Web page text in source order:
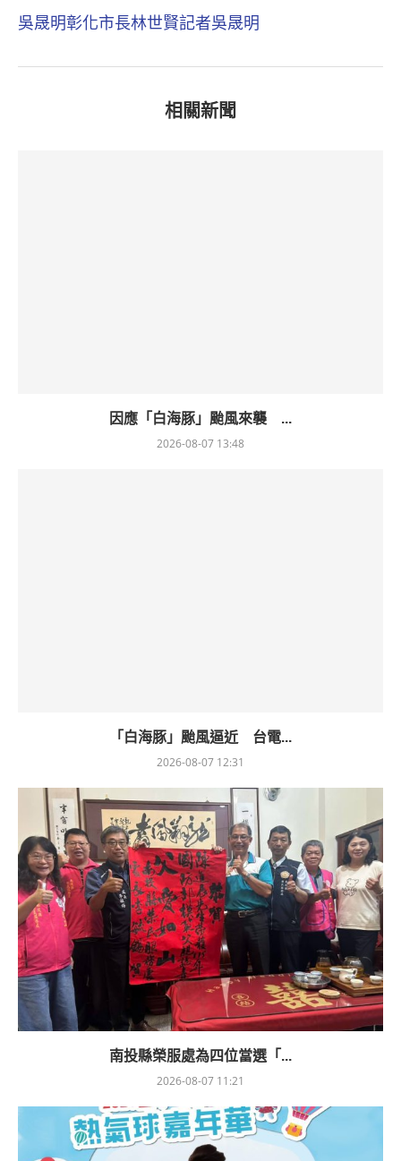
吳晟明彰化市長林世賢記者吳晟明
相關新聞
因應「白海豚」颱風來襲 ...
2026-08-07 13:48
「白海豚」颱風逼近 台電...
2026-08-07 12:31
南投縣榮服處為四位當選「...
2026-08-07 11:21